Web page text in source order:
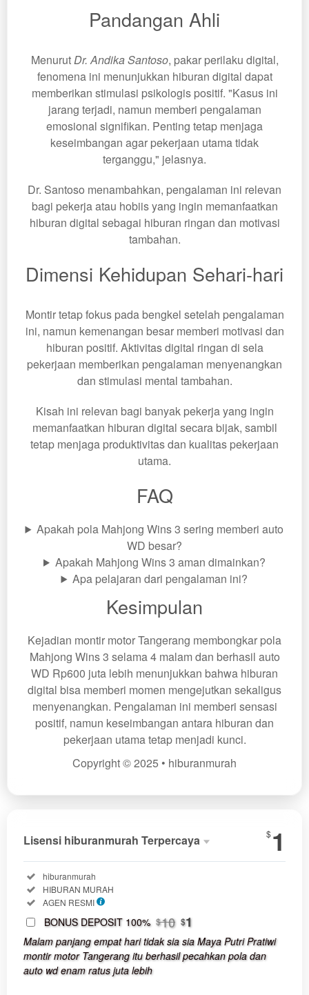
Pandangan Ahli
MenurutDr. Andika Santoso, pakar perilaku digital,
fenomena ini menunjukkan hiburan digital dapat
memberikan stimulasi psikologis positif. "Kasus ini
jarang terjadi, namun memberi pengalaman
emosional signifikan. Penting tetap menjaga
keseimbangan agar pekerjaan utama tidak
terganggu," jelasnya.
Dr. Santoso menambahkan, pengalaman ini relevan
bagi pekerja atau hobiis yang ingin memanfaatkan
hiburan digital sebagai hiburan ringan dan motivasi
tambahan.
Dimensi Kehidupan Sehari-hari
Montir tetap fokus pada bengkel setelah pengalaman
ini, namun kemenangan besar memberi motivasi dan
hiburan positif. Aktivitas digital ringan di sela
pekerjaan memberikan pengalaman menyenangkan
dan stimulasi mental tambahan.
Kisah ini relevan bagi banyak pekerja yang ingin
memanfaatkan hiburan digital secara bijak, sambil
tetap menjaga produktivitas dan kualitas pekerjaan
utama.
FAQ
Apakah pola Mahjong Wins 3 sering memberi auto
WD besar?
Apakah Mahjong Wins 3 aman dimainkan?
Apa pelajaran dari pengalaman ini?
Kesimpulan
Kejadian montir motor Tangerang membongkar pola
Mahjong Wins 3 selama 4 malam dan berhasil auto
WD Rp600 juta lebih menunjukkan bahwa hiburan
digital bisa memberi momen mengejutkan sekaligus
menyenangkan. Pengalaman ini memberi sensasi
positif, namun keseimbangan antara hiburan dan
pekerjaan utama tetap menjadi kunci.
Copyright © 2025 • hiburanmurah
Show More
Lisensi hiburanmurah Terpercaya
one
$1
Included:
hiburanmurah
Included:
HIBURAN MURAH
Included:
AGEN RESMI
BONUS DEPOSIT 100% $10 $1
Malam panjang empat hari tidak sia sia Maya Putri Pratiwi
montir motor Tangerang itu berhasil pecahkan pola dan
auto wd enam ratus juta lebih